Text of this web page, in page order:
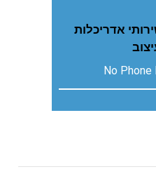
אדריכלות
No Phone